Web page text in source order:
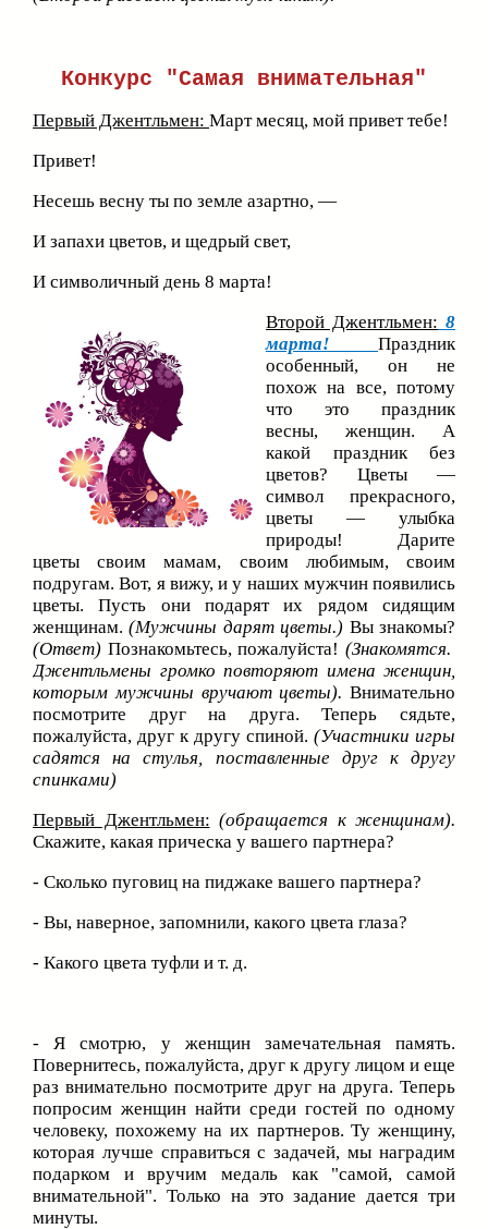
Конкурс "Самая внимательная"
Первый Джентльмен: Март месяц, мой привет тебе!
Привет!
Несешь весну ты по земле азартно, —
И запахи цветов, и щедрый свет,
И символичный день 8 марта!
Второй Джентльмен: 8
марта! Праздник
особенный, он не
похож на все, потому
что это праздник
весны, женщин. А
какой праздник без
цветов? Цветы —
символ прекрасного,
цветы — улыбка
природы! Дарите
цветы своим мамам, своим любимым, своим
подругам. Вот, я вижу, и у наших мужчин появились
цветы. Пусть они подарят их рядом сидящим
женщинам.(Мужчины дарят цветы.) Вы знакомы?
(Ответ) Познакомьтесь, пожалуйста! (Знакомятся.
Джентльмены громко повторяют имена женщин,
которым мужчины вручают цветы). Внимательно
посмотрите друг на друга. Теперь сядьте,
пожалуйста, друг к другу спиной. (Участники игры
садятся на стулья, поставленные друг к другу
спинками)
Первый Джентльмен: (обращается к женщинам).
Скажите, какая прическа у вашего партнера?
- Сколько пуговиц на пиджаке вашего партнера?
- Вы, наверное, запомнили, какого цвета глаза?
- Какого цвета туфли и т. д.
- Я смотрю, у женщин замечательная память.
Повернитесь, пожалуйста, друг к другу лицом и еще
раз внимательно посмотрите друг на друга. Теперь
попросим женщин найти среди гостей по одному
человеку, похожему на их партнеров. Ту женщину,
которая лучше справиться с задачей, мы наградим
подарком и вручим медаль как "самой, самой
внимательной". Только на это задание дается три
минуты.